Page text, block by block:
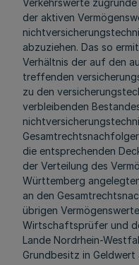
Verkehrswerte
der aktiven
abzuziehen. Das so
Verhältnis der auf den
treffenden
zu den
verbleibenden
die entsprechenden
der Verteilung des
Württemberg
an den
übrigen
Wirtschaftsprüfer und
Lande Nordrhein-
Grundbesitz in Geldwert